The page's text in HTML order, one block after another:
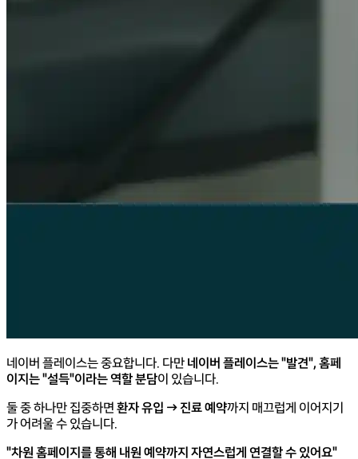
네이버 플레이스는 중요합니다. 다만 네이버 플레이스는 "발견", 홈페
이지는 "설득"이라는 역할 분담이 있습니다.
둘 중 하나만 집중하면 환자 유입 → 진료 예약까지 매끄럽게 이어지기
가 어려울 수 있습니다.
"차원 홈페이지를 통해 내원 예약까지 자연스럽게 연결할 수 있어요"